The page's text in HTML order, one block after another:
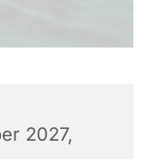
2027,